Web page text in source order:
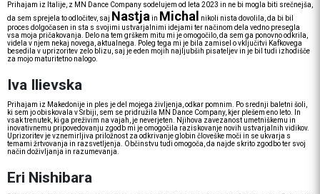
Prihajam iz Italije, z MN Dance Company sodelujem od leta 2023 in ne bi mogla biti srečnejša,
da sem sprejela to odločitev, saj Nastja in Michal
nikoli nista dovolila, da bi bil
proces dolgočasen in sta s svojimi ustvarjalnimi idejami ter načinom dela vedno presegla
vsa moja pričakovanja. Delo na tem grškem mitu mi je omogočilo, da sem ga ponovno odkrila,
videla v njem nekaj novega, aktualnega. Poleg tega mi je bila zamisel o vključitvi Kafkovega
besedila v uprizoritev zelo blizu, saj je eden mojih najljubših pisateljev in je bil tudi izhodišče
za mojo maturitetno nalogo.
Iva Ilievska
Prihajam iz Makedonije in ples je del mojega življenja, odkar pomnim. Po srednji baletni šoli,
ki sem jo obiskovala v Srbiji, sem se pridružila MN Dance Company, kjer plešem eno leto. In
vsak trenutek, ki ga preživim na vajah, je neverjeten. Njihova zavezanost umetniškemu in
inovativnemu pripovedovanju zgodb mi je omogočila raziskovanje novih ustvarjalnih vidikov.
Uprizoritev je vznemirljiva priložnost za odkrivanje globin človeške moči in se ukvarja s
temami žrtvovanja in razsvetljenja. Občinstvu tudi omogoča, da najde skrito zgodbo ter svoj
način doživljanja in razumevanja.
Eri Nishibara